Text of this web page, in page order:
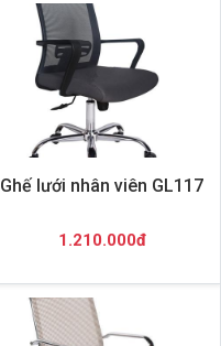
Ghế lưới nhân viên GL117
1.210.000đ